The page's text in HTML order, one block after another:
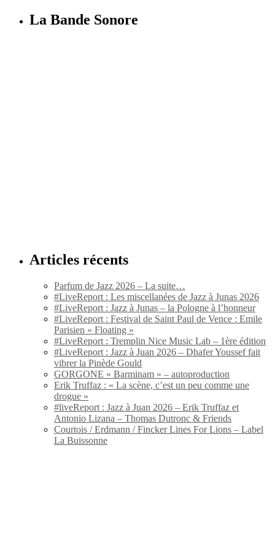
La Bande Sonore
Articles récents
Parfum de Jazz 2026 – La suite…
#LiveReport : Les miscellanées de Jazz à Junas 2026
#LiveReport : Jazz à Junas – la Pologne à l’honneur
#LiveReport : Festival de Saint Paul de Vence : Emile
Parisien « Floating »
#LiveReport : Tremplin Nice Music Lab – 1ère édition
#LiveReport : Jazz à Juan 2026 – Dhafer Youssef fait
vibrer la Pinède Gould
GORGONE « Barminam » – autoproduction
Erik Truffaz : « La scène, c’est un peu comme une
drogue »
#liveReport : Jazz à Juan 2026 – Erik Truffaz et
Antonio Lizana – Thomas Dutronc & Friends
Courtois / Erdmann / Fincker Lines For Lions – Label
La Buissonne